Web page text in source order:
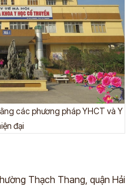
các phương pháp YHCT và Y
đại
Thạch Thang, quận Hải